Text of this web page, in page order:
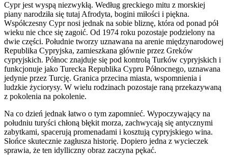
Cypr jest wyspą niezwykłą. Według greckiego mitu z morskiej
piany narodziła się tutaj Afrodyta, bogini miłości i piękna.
Współczesny Cypr nosi jednak na sobie bliznę, która od ponad pół
wieku nie chce się zagoić. Od 1974 roku pozostaje podzielony na
dwie części. Południe tworzy uznawana na arenie międzynarodowej
Republika Cypryjska, zamieszkana głównie przez Greków
cypryjskich. Północ znajduje się pod kontrolą Turków cypryjskich i
funkcjonuje jako Turecka Republika Cypru Północnego, uznawana
jedynie przez Turcję. Granica przecina miasta, wspomnienia i
ludzkie życiorysy. W wielu rodzinach pozostaje raną przekazywaną
z pokolenia na pokolenie.
Na co dzień jednak łatwo o tym zapomnieć. Wypoczywający na
południu turyści chłoną błękit morza, zachwycają się antycznymi
zabytkami, spacerują promenadami i kosztują cypryjskiego wina.
Słońce skutecznie zagłusza historię. Dopiero jedna z wycieczek
sprawia, że ten idylliczny obraz zaczyna pękać.